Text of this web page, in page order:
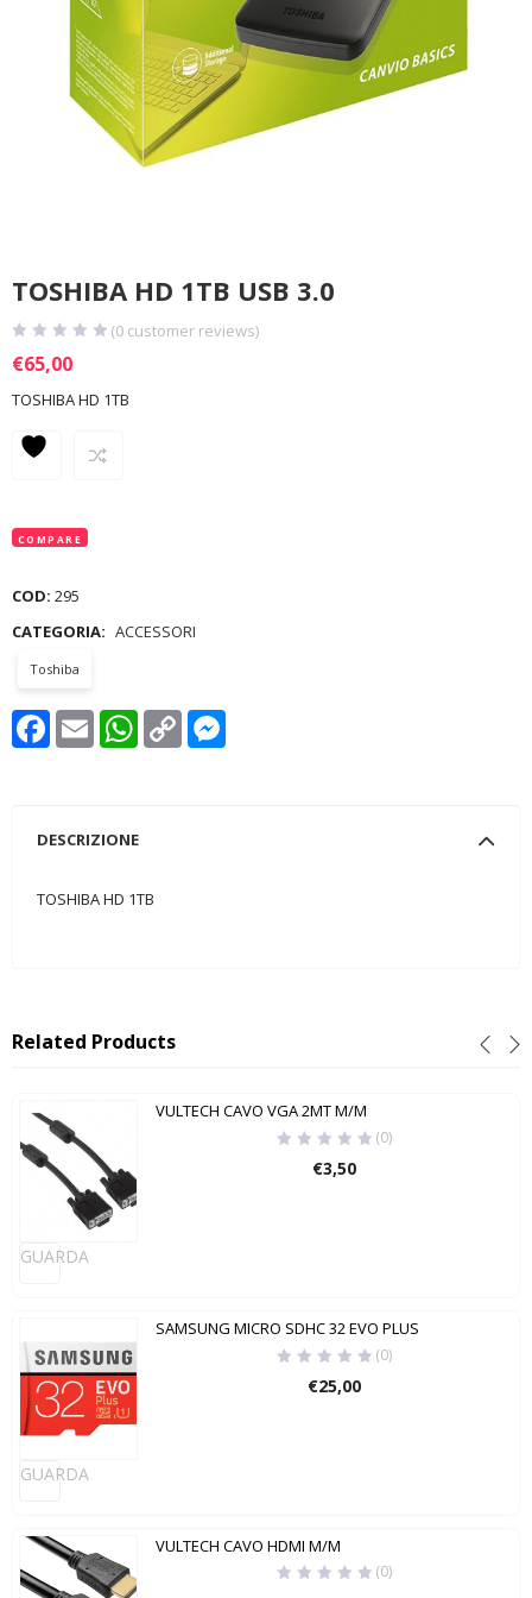
TOSHIBA HD 1TB USB 3.0
(0 customer reviews)
€65,00
TOSHIBA HD 1TB
COMPARE
COD: 295
CATEGORIA: ACCESSORI
Toshiba
Facebook
Email WhatsApp
Copy
Link
DESCRIZIONE
TOSHIBA HD 1TB
Related Products
GUARDA
VULTECH CAVO VGA 2MT M/M
(0)
€3,50
GUARDA
SAMSUNG MICRO SDHC 32 EVO PLUS
(0)
€25,00
VULTECH CAVO HDMI M/M
(0)